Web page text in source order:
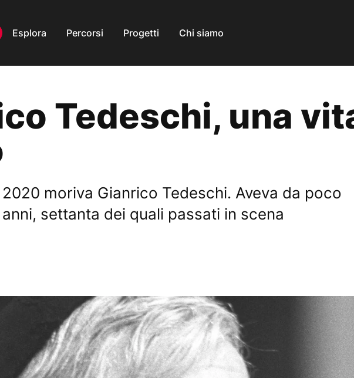
Esplora Percorsi Progetti Chi siamo
Tedeschi, una
moriva Gianrico Tedeschi. Aveva da poco
settanta dei quali passati in scena